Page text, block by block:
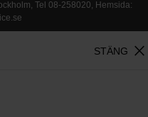
Tel 08-258020, Hemsida:
close
STÄNG